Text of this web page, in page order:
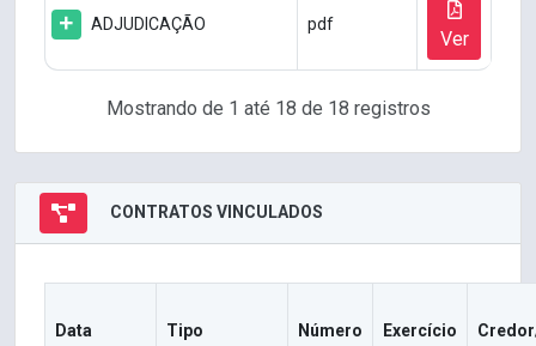
ADJUDICAÇÃO pdf
Ver
Mostrando de 1 até 18 de 18 registros
CONTRATOS VINCULADOS
Data Tipo Número Exercício